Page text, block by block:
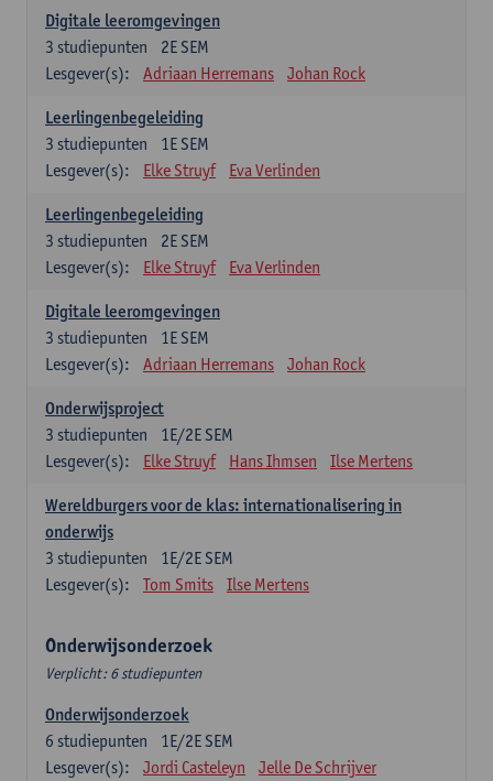
Digitale leeromgevingen
2E SEM
3 studiepunten
Lesgever(s):
Adriaan Herremans Johan Rock
Leerlingenbegeleiding
1E SEM
3 studiepunten
Lesgever(s):
Elke Struyf Eva Verlinden
Leerlingenbegeleiding
2E SEM
3 studiepunten
Lesgever(s):
Elke Struyf Eva Verlinden
Digitale leeromgevingen
1E SEM
3 studiepunten
Lesgever(s):
Adriaan Herremans Johan Rock
Onderwijsproject
1E/2E SEM
3 studiepunten
Lesgever(s):
Elke Struyf Hans Ihmsen Ilse Mertens
Wereldburgers voor de klas: internationalisering in
onderwijs
1E/2E SEM
3 studiepunten
Lesgever(s):
Tom Smits Ilse Mertens
Onderwijsonderzoek
Verplicht: 6 studiepunten
Onderwijsonderzoek
1E/2E SEM
6 studiepunten
Lesgever(s):
Jordi Casteleyn Jelle De Schrijver